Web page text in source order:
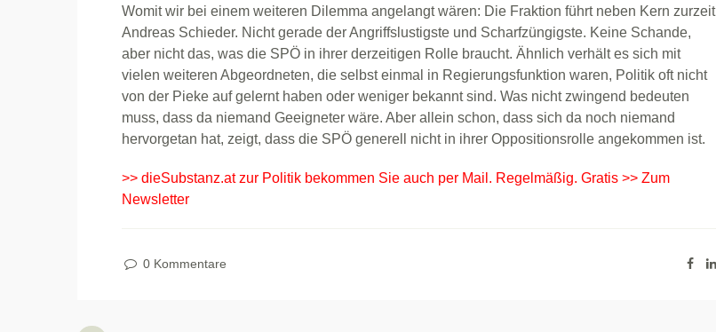
Womit wir bei einem weiteren Dilemma angelangt wären: Die Fraktion führt neben Kern zurzeit
Andreas Schieder. Nicht gerade der Angriffslustigste und Scharfzüngigste. Keine Schande,
aber nicht das, was die SPÖ in ihrer derzeitigen Rolle braucht. Ähnlich verhält es sich mit
vielen weiteren Abgeordneten, die selbst einmal in Regierungsfunktion waren, Politik oft nicht
von der Pieke auf gelernt haben oder weniger bekannt sind. Was nicht zwingend bedeuten
muss, dass da niemand Geeigneter wäre. Aber allein schon, dass sich da noch niemand
hervorgetan hat, zeigt, dass die SPÖ generell nicht in ihrer Oppositionsrolle angekommen ist.
>> dieSubstanz.at zur Politik bekommen Sie auch per Mail. Regelmäßig. Gratis >> Zum
Newsletter
0 Kommentare